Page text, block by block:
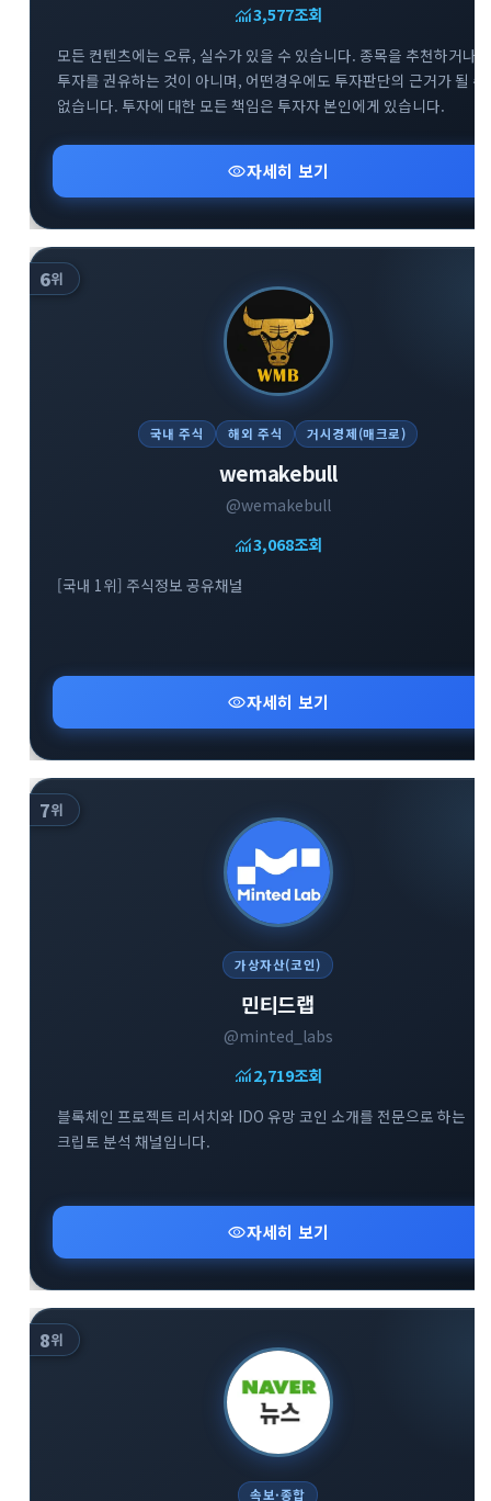
monitoring3,577조회
모든 컨텐츠에는 오류, 실수가 있을 수 있습니다. 종목을 추천하거나
투자를 권유하는 것이 아니며, 어떤경우에도 투자판단의 근거가 될 수
없습니다. 투자에 대한 모든 책임은 투자자 본인에게 있습니다.
visibility자세히 보기
6위
국내 주식 해외 주식 거시경제(매크로)
wemakebull
@wemakebull
monitoring3,068조회
[국내 1위] 주식정보 공유채널
visibility자세히 보기
7위
가상자산(코인)
민티드랩
@minted_labs
monitoring2,719조회
블록체인 프로젝트 리서치와 IDO 유망 코인 소개를 전문으로 하는
크립토 분석 채널입니다.
visibility자세히 보기
8위
속보·종합